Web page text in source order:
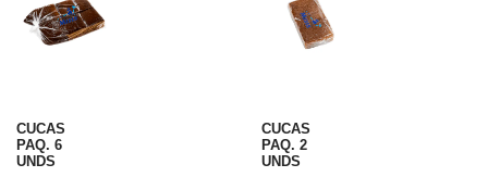
CUCAS
PAQ. 6
UNDS
CUCAS
PAQ. 2
UNDS